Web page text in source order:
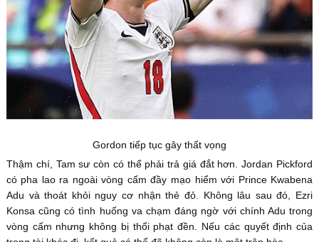
Gordon tiếp tục gây thất vọng
Thậm chí, Tam sư còn có thể phải trả giá đắt hơn. Jordan Pickford
có pha lao ra ngoài vòng cấm đầy mạo hiểm với Prince Kwabena
Adu và thoát khỏi nguy cơ nhận thẻ đỏ. Không lâu sau đó, Ezri
Konsa cũng có tình huống va chạm đáng ngờ với chính Adu trong
vòng cấm nhưng không bị thổi phạt đền. Nếu các quyết định của